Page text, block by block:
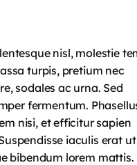
nisl, molestie
turpis, pretium nec
sodales ac urna. Sed
fermentum.
nisi, et efficitur sapien
iaculis erat
bibendum lorem mattis.